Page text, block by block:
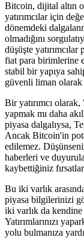
Bitcoin, dijital altın
yatırımcılar için
dönemdeki
olmadığını
düşüşte
fiat para birimlerine
stabil bir yapıya
güvenli liman
Bir yatırımcı
yapmak mı daha
piyasa dalgalıysa,
Ancak Bitcoin'in
edilemez.
haberleri ve
kaybettiğiniz
Bu iki varlık
piyasa bilgilerinizi
iki varlık da
Yatırımlarınızı
yolu bulmanıza